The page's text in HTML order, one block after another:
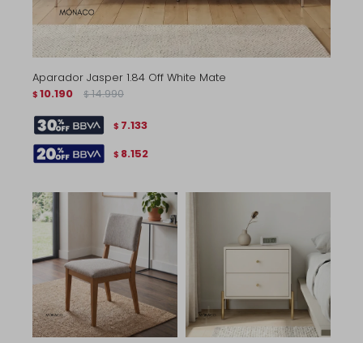
Aparador Jasper 1.84 Off White Mate
$ 10.190 $ 14.990
$ 7.133
$ 8.152